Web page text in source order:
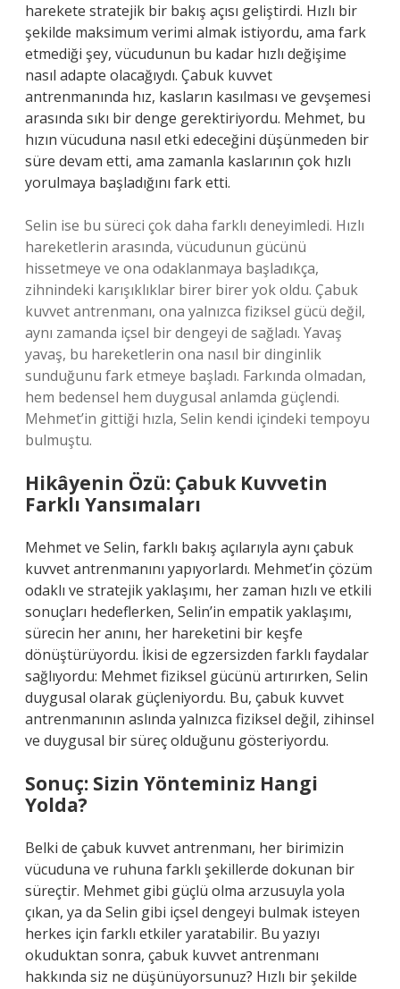
harekete stratejik bir bakış açısı geliştirdi. Hızlı bir
şekilde maksimum verimi almak istiyordu, ama fark
etmediği şey, vücudunun bu kadar hızlı değişime
nasıl adapte olacağıydı. Çabuk kuvvet
antrenmanında hız, kasların kasılması ve gevşemesi
arasında sıkı bir denge gerektiriyordu. Mehmet, bu
hızın vücuduna nasıl etki edeceğini düşünmeden bir
süre devam etti, ama zamanla kaslarının çok hızlı
yorulmaya başladığını fark etti.
Selin ise bu süreci çok daha farklı deneyimledi. Hızlı
hareketlerin arasında, vücudunun gücünü
hissetmeye ve ona odaklanmaya başladıkça,
zihnindeki karışıklıklar birer birer yok oldu. Çabuk
kuvvet antrenmanı, ona yalnızca fiziksel gücü değil,
aynı zamanda içsel bir dengeyi de sağladı. Yavaş
yavaş, bu hareketlerin ona nasıl bir dinginlik
sunduğunu fark etmeye başladı. Farkında olmadan,
hem bedensel hem duygusal anlamda güçlendi.
Mehmet’in gittiği hızla, Selin kendi içindeki tempoyu
bulmuştu.
Hikâyenin Özü: Çabuk Kuvvetin
Farklı Yansımaları
Mehmet ve Selin, farklı bakış açılarıyla aynı çabuk
kuvvet antrenmanını yapıyorlardı. Mehmet’in çözüm
odaklı ve stratejik yaklaşımı, her zaman hızlı ve etkili
sonuçları hedeflerken, Selin’in empatik yaklaşımı,
sürecin her anını, her hareketini bir keşfe
dönüştürüyordu. İkisi de egzersizden farklı faydalar
sağlıyordu: Mehmet fiziksel gücünü artırırken, Selin
duygusal olarak güçleniyordu. Bu, çabuk kuvvet
antrenmanının aslında yalnızca fiziksel değil, zihinsel
ve duygusal bir süreç olduğunu gösteriyordu.
Sonuç: Sizin Yönteminiz Hangi
Yolda?
Belki de çabuk kuvvet antrenmanı, her birimizin
vücuduna ve ruhuna farklı şekillerde dokunan bir
süreçtir. Mehmet gibi güçlü olma arzusuyla yola
çıkan, ya da Selin gibi içsel dengeyi bulmak isteyen
herkes için farklı etkiler yaratabilir. Bu yazıyı
okuduktan sonra, çabuk kuvvet antrenmanı
hakkında siz ne düşünüyorsunuz? Hızlı bir şekilde